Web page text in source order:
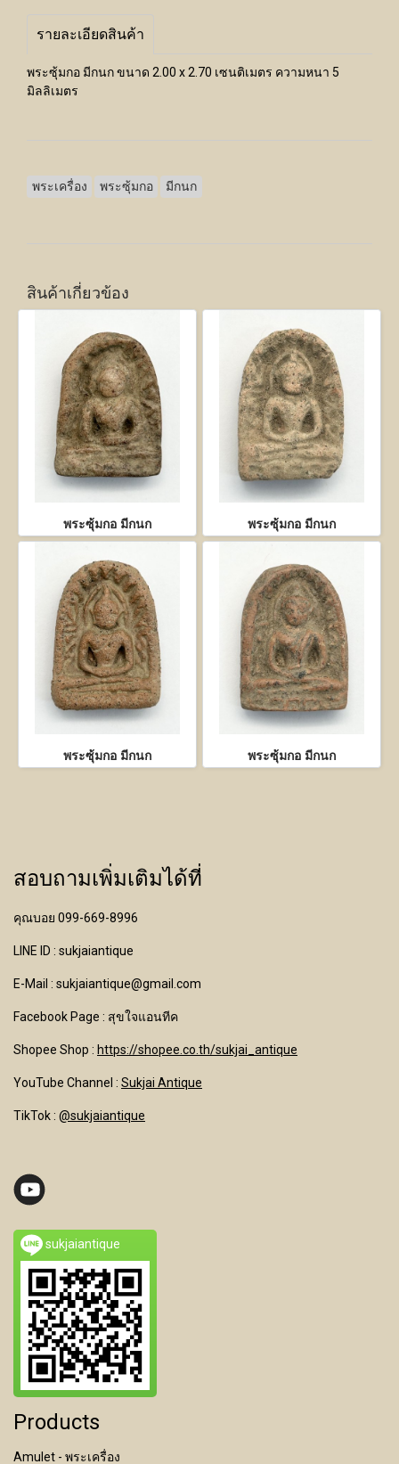
รายละเอียดสินค้า
พระซุ้มกอ มีกนก ขนาด 2.00 x 2.70 เซนติเมตร ความหนา 5
มิลลิเมตร
พระเครื่อง พระซุ้มกอ มีกนก
สินค้าเกี่ยวข้อง
พระซุ้มกอ มีกนก พระซุ้มกอ มีกนก
พระซุ้มกอ มีกนก พระซุ้มกอ มีกนก
สอบถามเพิ่มเติมได้ที่
คุณบอย 099-669-8996
LINE ID : sukjaiantique
E-Mail : sukjaiantique@gmail.com
Facebook Page : สุขใจแอนทีค
Shopee Shop : https://shopee.co.th/sukjai_antique
YouTube Channel : Sukjai Antique
TikTok : @sukjaiantique
sukjaiantique
Products
Amulet - พระเครื่อง